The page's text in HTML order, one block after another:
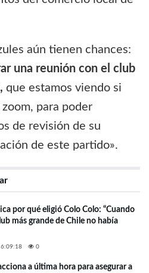
aún tienen chances:
una reunión con el club
que estamos viendo si
para poder
de revisión de su
de este partido».
por qué eligió Colo Colo: “Cuando
más grande de Chile no había
0
a última hora para asegurar a